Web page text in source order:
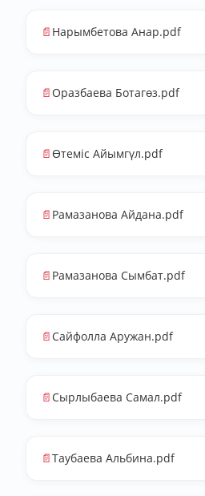
📄 Нарымбетова Анар.pdf
📄 Оразбаева Ботагөз.pdf
📄 Өтеміс Айымгүл.pdf
📄 Рамазанова Айдана.pdf
📄 Рамазанова Сымбат.pdf
📄 Сайфолла Аружан.pdf
📄 Сырлыбаева Самал.pdf
📄Таубаева Альбина.pdf